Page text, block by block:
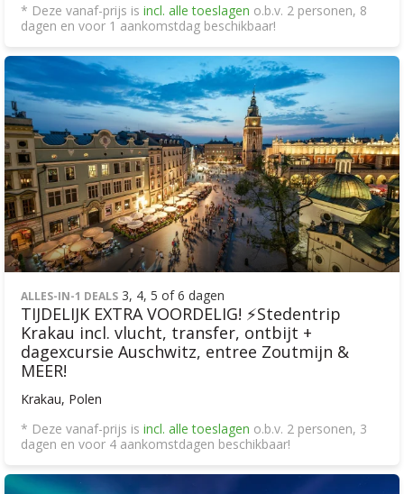
* Deze vanaf-prijs is incl. alle toeslagen o.b.v. 2 personen, 8
dagen en voor 1 aankomstdag beschikbaar!
ALLES-IN-1 DEALS 3, 4, 5 of 6 dagen
TIJDELIJK EXTRA VOORDELIG! ⚡️Stedentrip
Krakau incl. vlucht, transfer, ontbijt +
dagexcursie Auschwitz, entree Zoutmijn &
MEER!
Krakau, Polen
* Deze vanaf-prijs is incl. alle toeslagen o.b.v. 2 personen, 3
dagen en voor 4 aankomstdagen beschikbaar!